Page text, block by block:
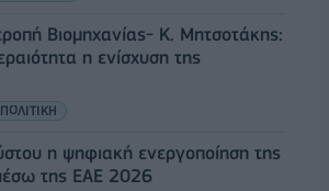
Βιομηχανίας- Κ. Μητσοτάκης:
η ενίσχυση της
ΠΟΛΙΤΙΚΗ
η ψηφιακή ενεργοποίηση της
της ΕΑΕ 2026